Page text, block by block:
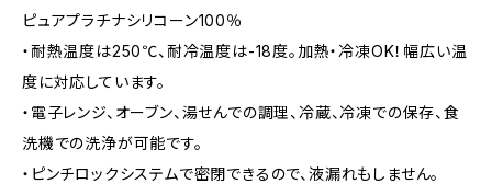
ピュアプラチナシリコーン100％
・耐熱温度は250℃、耐冷温度は-18度。加熱・冷凍OK！幅広い温
度に対応しています。
・電子レンジ、オーブン、湯せんでの調理、冷蔵、冷凍での保存、食
洗機での洗浄が可能です。
・ピンチロックシステムで密閉できるので、液漏れもしません。